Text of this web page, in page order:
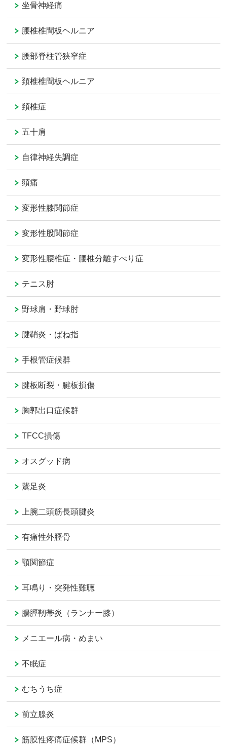
坐骨神経痛
腰椎椎間板ヘルニア
腰部脊柱管狭窄症
頚椎椎間板ヘルニア
頚椎症
五十肩
自律神経失調症
頭痛
変形性膝関節症
変形性股関節症
変形性腰椎症・腰椎分離すべり症
テニス肘
野球肩・野球肘
腱鞘炎・ばね指
手根管症候群
腱板断裂・腱板損傷
胸郭出口症候群
TFCC損傷
オスグッド病
鵞足炎
上腕二頭筋長頭腱炎
有痛性外脛骨
顎関節症
耳鳴り・突発性難聴
腸脛靭帯炎（ランナー膝）
メニエール病・めまい
不眠症
むちうち症
前立腺炎
筋膜性疼痛症候群（MPS）